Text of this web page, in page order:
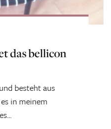
das bellicon
besteht aus
in meinem